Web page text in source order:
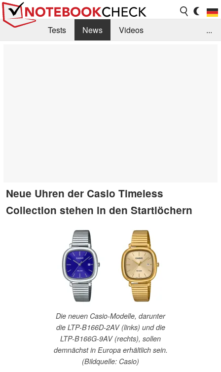
Tests News
Videos
...
Neue Uhren der Casio Timeless
Collection stehen in den Startlöchern
Die neuen Casio-Modelle, darunter
die LTP-B166D-2AV (links) und die
LTP-B166G-9AV (rechts), sollen
demnächst in Europa erhältlich sein.
(Bildquelle: Casio)